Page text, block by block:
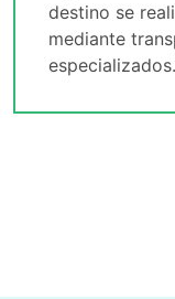
destino se
mediante
especializados.